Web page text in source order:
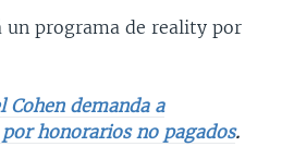
un programa de reality por
Cohen demanda a
honorarios no pagados.